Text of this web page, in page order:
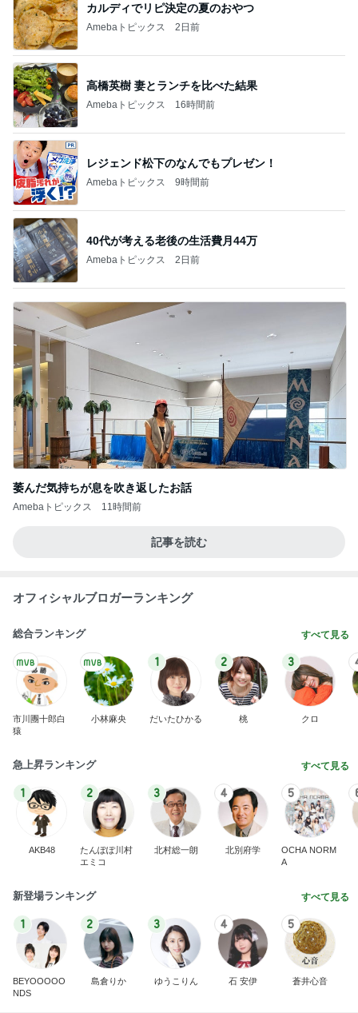
カルディでリピ決定の夏のおやつ
Amebaトピックス 2日前
高橋英樹 妻とランチを比べた結果
Amebaトピックス 16時間前
レジェンド松下のなんでもプレゼン！
Amebaトピックス 9時間前
40代が考える老後の生活費月44万
Amebaトピックス 2日前
萎んだ気持ちが息を吹き返したお話
Amebaトピックス 11時間前
記事を読む
オフィシャルブロガーランキング
総合ランキング すべて見る
市川團十郎白
猿
小林麻央
1
だいたひかる
2
桃
3
クロ
急上昇ランキング すべて見る
1
AKB48
2
たんぽぽ川村
エミコ
3
北村総一朗
4
北別府学
5
OCHA NORM
A
新登場ランキング すべて見る
1
BEYOOOOO
NDS
2
島倉りか
3
ゆうこりん
4
石 安伊
5
蒼井心音